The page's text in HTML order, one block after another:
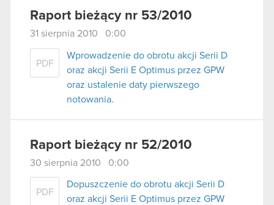
Raport bieżący nr 53/2010
31 sierpnia 2010 0:00
PDF
Wprowadzenie do obrotu akcji Serii D
oraz akcji Serii E Optimus przez GPW
oraz ustalenie daty pierwszego
notowania.
Raport bieżący nr 52/2010
30 sierpnia 2010 0:00
PDF
Dopuszczenie do obrotu akcji Serii D
oraz akcji Serii E Optimus przez GPW